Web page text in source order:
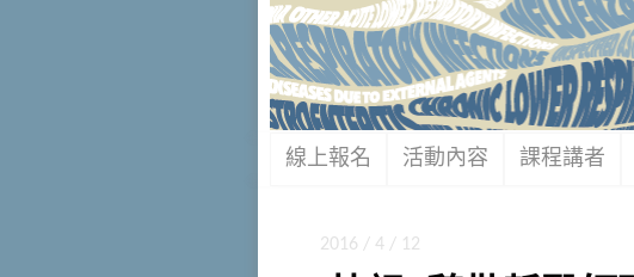
線上報名 活動內容 課程講者
2016 / 4 / 12